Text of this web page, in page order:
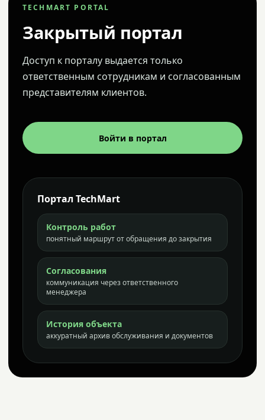
TECHMART PORTAL
Закрытый портал
Доступ к порталу выдается только
ответственным сотрудникам и согласованным
представителям клиентов.
Войти в портал
Портал TechMart
Контроль работ
понятный маршрут от обращения до закрытия
Согласования
коммуникация через ответственного
менеджера
История объекта
аккуратный архив обслуживания и документов